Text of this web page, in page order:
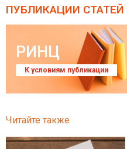
ПУБЛИКАЦИИ СТАТЕЙ
РИНЦ
К условиям публикации
Читайте также